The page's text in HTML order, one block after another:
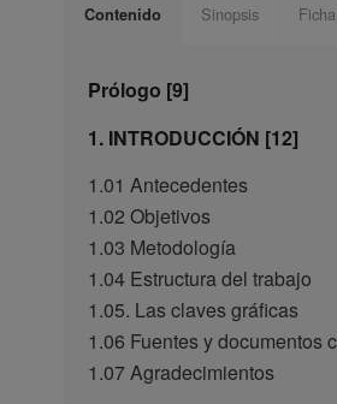
Contenido Sinopsis Ficha
Prólogo [9]
1. INTRODUCCIÓN [12]
1.01 Antecedentes
1.02 Objetivos
1.03 Metodología
1.04 Estructura del trabajo
1.05. Las claves gráficas
1.06 Fuentes y documentos
1.07 Agradecimientos